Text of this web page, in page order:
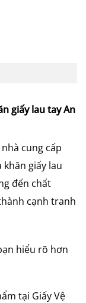
giấy lau tay An
cung cấp
khăn giấy lau
đến chất
cạnh tranh
hiểu rõ hơn
tại Giấy Vệ